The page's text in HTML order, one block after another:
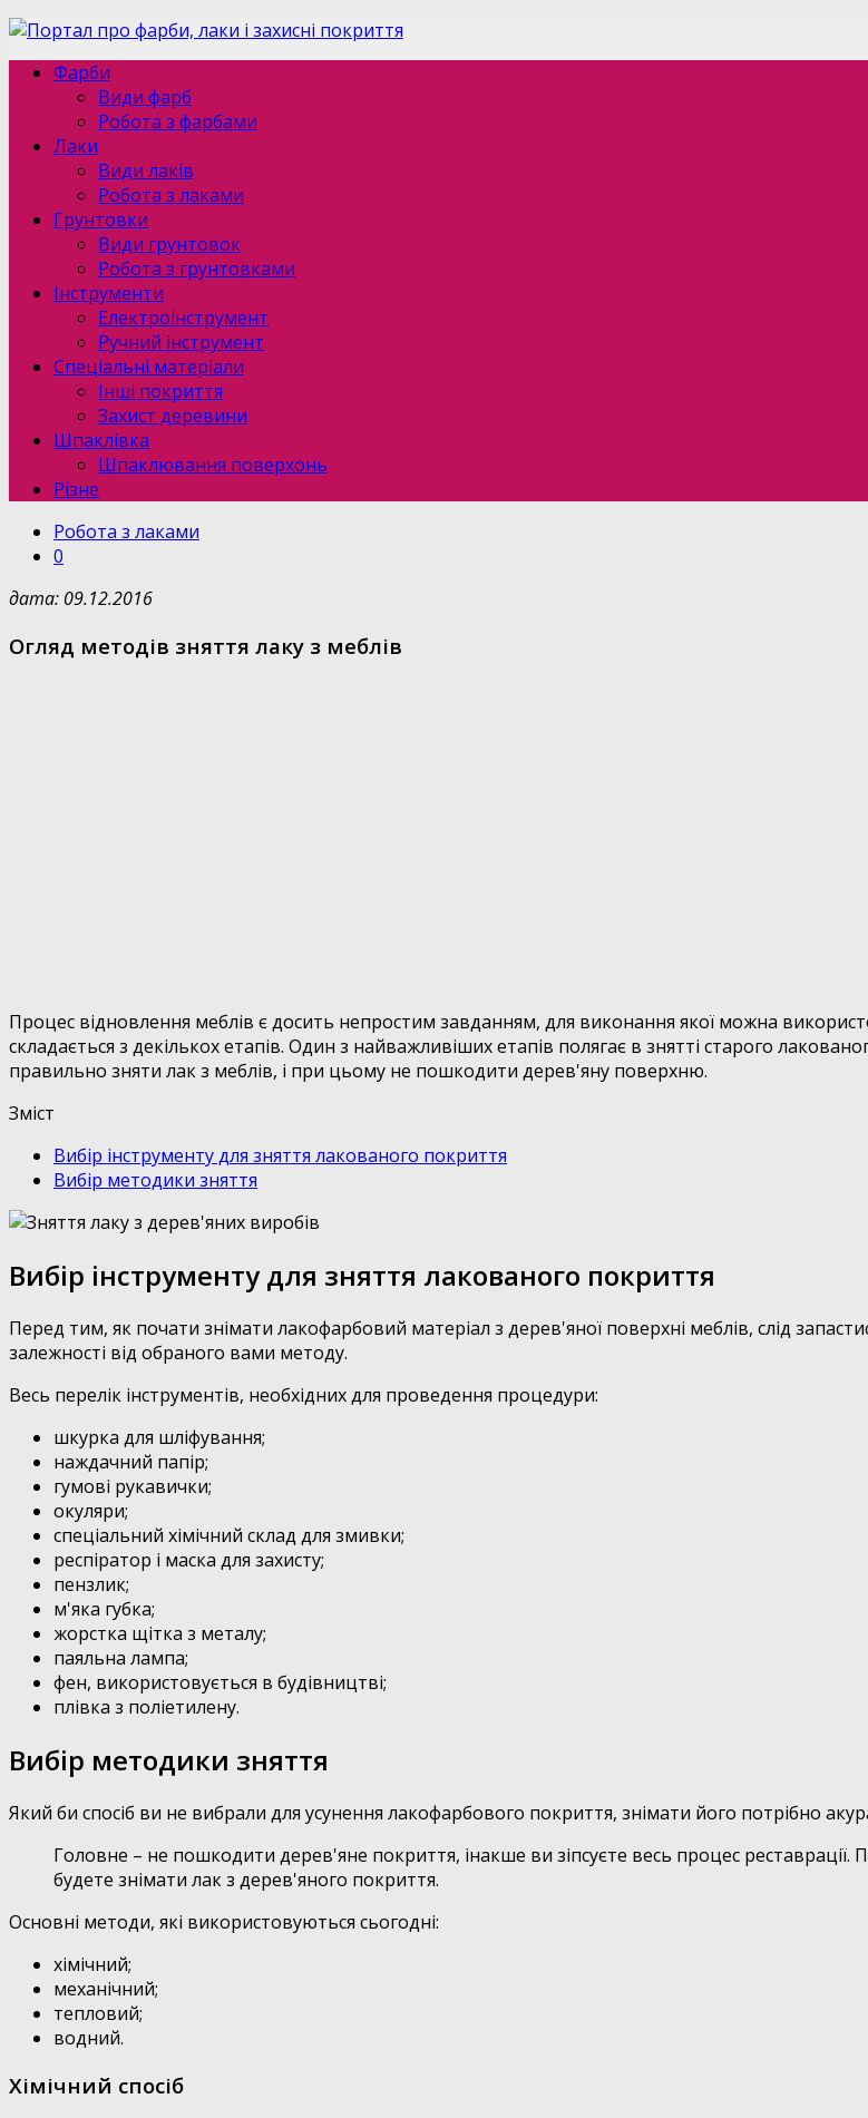
Фарби
Види фарб
Робота з фарбами
Лаки
Види лаків
Робота з лаками
Грунтовки
Види грунтовок
Робота з грунтовками
Інструменти
Електроінструмент
Ручний інструмент
Спеціальні матеріали
Інші покриття
Захист деревини
Шпаклівка
Шпаклювання поверхонь
Різне
Робота з лаками
0
дата: 09.12.2016
Огляд методів зняття лаку з меблів
Процес відновлення меблів є досить непростим завданням, для виконання якої можна
складається з декількох етапів. Один з найважливіших етапів полягає в знятті старого
правильно зняти лак з меблів, і при цьому не пошкодити дерев'яну поверхню.
Зміст
Вибір інструменту для зняття лакованого покриття
Вибір методики зняття
Вибір інструменту для зняття лакованого покриття
Перед тим, як почати знімати лакофарбовий матеріал з дерев'яної поверхні меблів, слід
залежності від обраного вами методу.
Весь перелік інструментів, необхідних для проведення процедури:
шкурка для шліфування;
наждачний папір;
гумові рукавички;
окуляри;
спеціальний хімічний склад для змивки;
респіратор і маска для захисту;
пензлик;
м'яка губка;
жорстка щітка з металу;
паяльна лампа;
фен, використовується в будівництві;
плівка з поліетилену.
Вибір методики зняття
Який би спосіб ви не вибрали для усунення лакофарбового покриття, знімати його потрібно
Головне – не пошкодити дерев'яне покриття, інакше ви зіпсуєте весь процес реставрації.
будете знімати лак з дерев'яного покриття.
Основні методи, які використовуються сьогодні:
хімічний;
механічний;
тепловий;
водний.
Хімічний спосіб